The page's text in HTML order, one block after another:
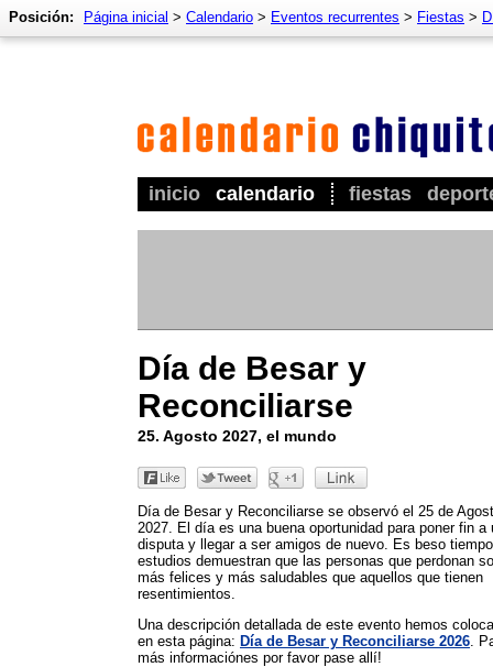
inicio calendario fiestas
Posición: Página inicial > Calendario > Eventos recurrentes > Fiestas >
Día de Besar y
Reconciliarse
25. Agosto 2027, el mundo
Día de Besar y Reconciliarse se observó el 25 de
2027. El día es una buena oportunidad para poner fin a
disputa y llegar a ser amigos de nuevo. Es beso
estudios demuestran que las personas que perdonan
más felices y más saludables que aquellos que tienen
resentimientos.
Una descripción detallada de este evento hemos
en esta página: Día de Besar y Reconciliarse 2026 .
más informaciónes por favor pase allí!